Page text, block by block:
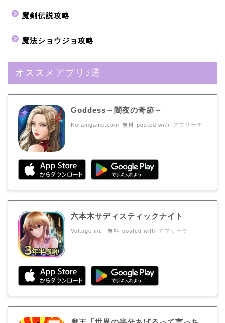
魔剣伝説攻略
魔法ショウジョ攻略
オススメアプリ3選
Goddess～闇夜の奇跡～
Koramgame.com 無料 posted with アプリーチ
六本木サディスティックナイト
Voltage inc. 無料 posted with アプリーチ